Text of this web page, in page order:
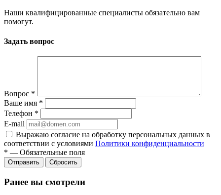
Наши квалифицированные специалисты обязательно вам
помогут.
Задать вопрос
Вопрос *
Ваше имя *
Телефон *
E-mail
Выражаю согласие на обработку персональных данных в
соответствии с условиями Политики конфиденциальности
* — Обязательные поля
Отправить Сбросить
Ранее вы смотрели